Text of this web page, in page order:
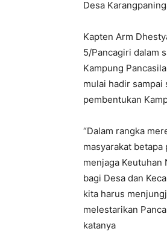
Desa
Kapten Arm
5/Pancagiri dalam
Kampung
mulai hadir sampai
pembentukan
“Dalam rangka
masyarakat
menjaga Keutuhan
bagi Desa dan
kita harus
melestarikan
katanya